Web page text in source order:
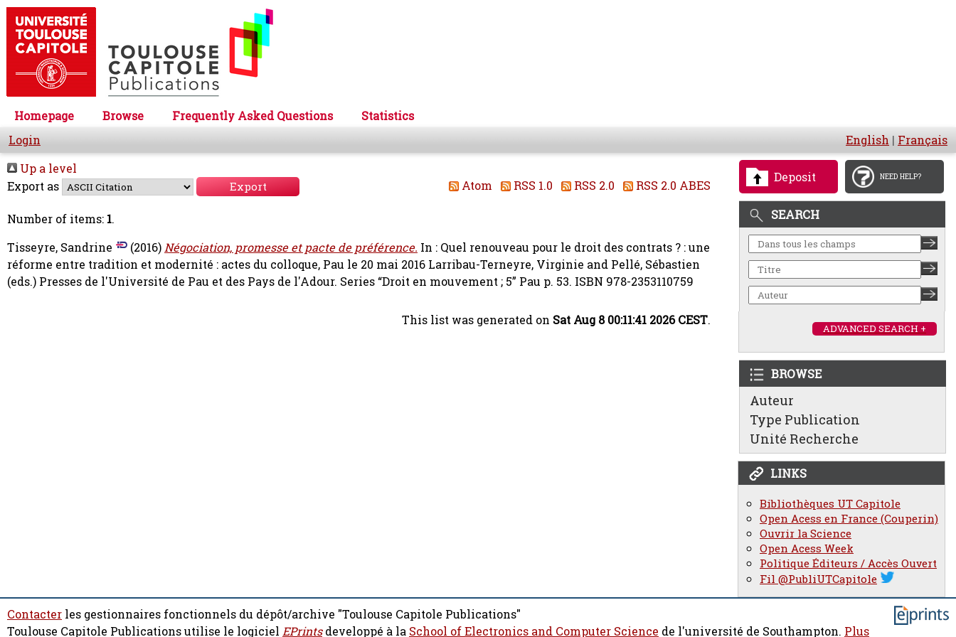
Homepage Browse Frequently Asked Questions
Statistics
Login
English | Français
Deposit NEED HELP?
SEARCH
ADVANCED SEARCH +
BROWSE
Auteur
Type Publication
Unité Recherche
LINKS
Bibliothèques UT Capitole
Open Acess en France (Couperin)
Ouvrir la Science
Open Acess Week
Politique Éditeurs / Accès Ouvert
Fil @PubliUTCapitole
Up a level
Export as
Atom RSS 1.0 RSS 2.0 RSS 2.0 ABES
Number of items: 1.
Tisseyre, Sandrine
(2016)Négociation, promesse et pacte de préférence. In : Quel renouveau pour le droit des contrats ? : une
réforme entre tradition et modernité : actes du colloque, Pau le 20 mai 2016 Larribau-Terneyre, Virginie and Pellé, Sébastien
(eds.) Presses de l'Université de Pau et des Pays de l'Adour. Series “Droit en mouvement ; 5” Pau p. 53. ISBN 978-2353110759
This list was generated on Sat Aug 8 00:11:41 2026 CEST.
Contacter les gestionnaires fonctionnels du dépôt/archive "Toulouse Capitole Publications"
Toulouse Capitole Publications utilise le logiciel EPrintsdeveloppé à la School of Electronics and Computer Science de l'université de Southampton. Plus